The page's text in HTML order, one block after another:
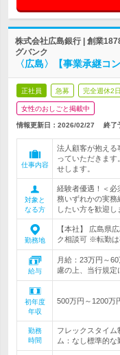
株式会社広島銀行 | 創業
グバンク
〈広島〉【事業承継コ
正社員 急募 完全週休2
女性のおしごと掲載中
情報更新日：2026/02/27 終了
仕事内容
法人顧客が抱える
っていただきま
せします。
対象と
なる方
経験者優遇！＜必
務いずれかの実務
したい方を歓迎し
勤務地
【本社】 広島県
ク相談可 ※転勤は
給与
月給：23万円～
慮の上、当行規
初年度
年収
500万円～1200万
勤務
時間
フレックスタイム
ム：なし標準的な